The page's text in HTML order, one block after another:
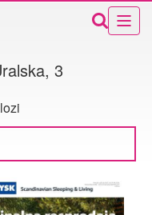
3